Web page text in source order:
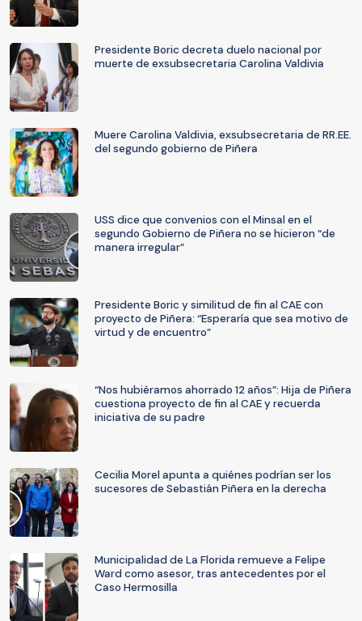
Presidente Boric decreta duelo nacional por
muerte de exsubsecretaria Carolina Valdivia
Muere Carolina Valdivia, exsubsecretaria de RR.EE.
del segundo gobierno de Piñera
USS dice que convenios con el Minsal en el
segundo Gobierno de Piñera no se hicieron “de
manera irregular”
Presidente Boric y similitud de fin al CAE con
proyecto de Piñera: “Esperaría que sea motivo de
virtud y de encuentro”
“Nos hubiéramos ahorrado 12 años”: Hija de Piñera
cuestiona proyecto de fin al CAE y recuerda
iniciativa de su padre
Cecilia Morel apunta a quiénes podrían ser los
sucesores de Sebastián Piñera en la derecha
Municipalidad de La Florida remueve a Felipe
Ward como asesor, tras antecedentes por el
Caso Hermosilla